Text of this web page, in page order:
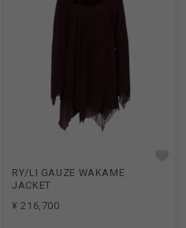
RY/LI GAUZE WAKAME
JACKET
¥ 216,700